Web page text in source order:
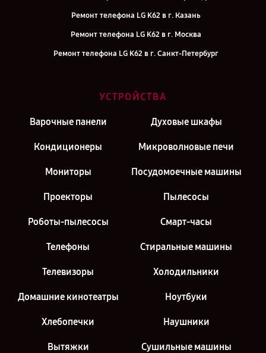
Ремонт телефона LG K62 в г. Казань
Ремонт телефона LG K62 в г. Москва
Ремонт телефона LG K62 в г. Санкт-Петербург
УСТРОЙСТВА
Варочные панели Духовые шкафы
Кондиционеры Микроволновые печи
Мониторы Посудомоечные машины
Проекторы Пылесосы
Роботы-пылесосы Смарт-часы
Телефоны Стиральные машины
Телевизоры Холодильники
Домашние кинотеатры Ноутбуки
Хлебопечки Наушники
Вытяжки Сушильные машины